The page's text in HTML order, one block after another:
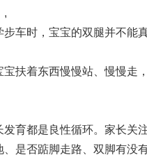
,
车时，宝宝的双腿并不能
扶着东西慢慢站、慢慢走
育都是良性循环。家长关
、是否踮脚走路、双脚有